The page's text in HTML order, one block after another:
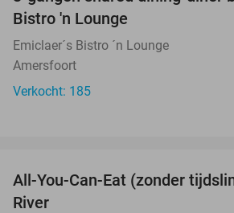
Bistro 'n Lounge
Emiclaer´s Bistro ´n Lounge
Amersfoort
Verkocht: 185
All-You-Can-Eat (zonder
River